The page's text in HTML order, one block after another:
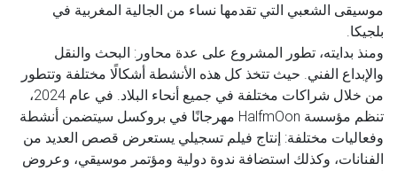
موسيقى الشعبي التي تقدمها نساء من الجالية المغربية في
بلجيكا.
ومنذ بدايته، تطور المشروع على عدة محاور: البحث والنقل
والإبداع الفني. حيث تتخذ كل هذه الأنشطة أشكالًا مختلفة وتتطور
من خلال شراكات مختلفة في جميع أنحاء البلاد. في عام 2024،
تنظم مؤسسة HalfmOon مهرجانًا في بروكسل سيتضمن أنشطة
وفعاليات مختلفة: إنتاج فيلم تسجيلي يستعرض قصص العديد من
الفنانات، وكذلك استضافة ندوة دولية ومؤتمر موسيقي، وعروض